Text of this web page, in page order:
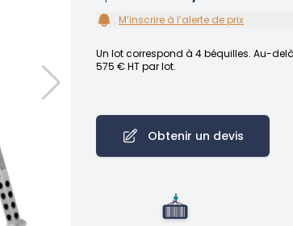
M’inscrire à l’alerte de prix
Un lot correspond à 4 béquilles. Au-
575 € HT par lot.
Obtenir un devis